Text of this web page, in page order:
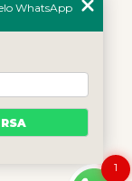
- MT - 78085-636
1
WhatsApp